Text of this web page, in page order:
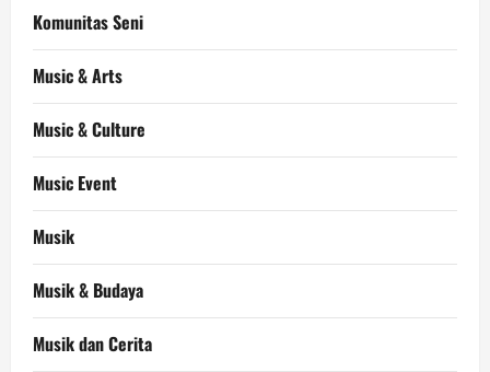
Komunitas Seni
Music & Arts
Music & Culture
Music Event
Musik
Musik & Budaya
Musik dan Cerita